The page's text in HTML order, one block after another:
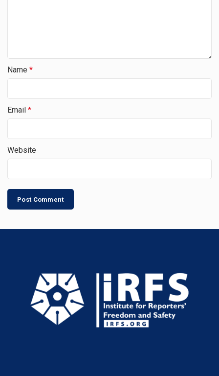
Name *
Email *
Website